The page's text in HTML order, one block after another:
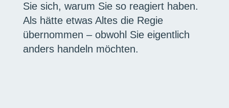
Sie sich, warum Sie so reagiert haben.
Als hätte etwas Altes die Regie
übernommen – obwohl Sie eigentlich
anders handeln möchten.